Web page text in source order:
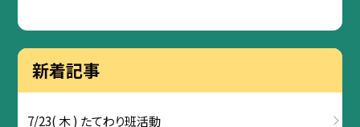
新着記事
7/23( 木 ) たてわり班活動